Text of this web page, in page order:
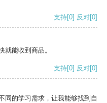
支持[0] 反对[0]
就能收到商品。
支持[0] 反对[0]
同的学习需求，让我能够找到自